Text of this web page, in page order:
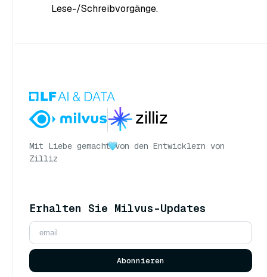
Lese-/Schreibvorgänge.
Mit Liebe gemacht von den Entwicklern von
Zilliz
Erhalten Sie Milvus-Updates
Abonnieren